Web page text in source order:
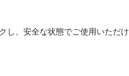
し、安全な状態でご使用いただけ